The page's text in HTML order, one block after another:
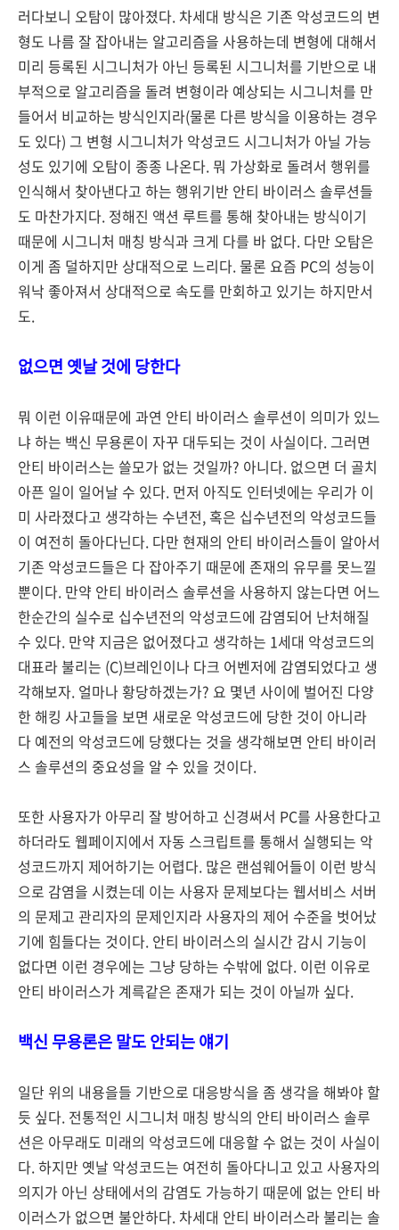
러다보니 오탐이 많아졌다. 차세대 방식은 기존 악성코드의 변
형도 나름 잘 잡아내는 알고리즘을 사용하는데 변형에 대해서
미리 등록된 시그니처가 아닌 등록된 시그니처를 기반으로 내
부적으로 알고리즘을 돌려 변형이라 예상되는 시그니처를 만
들어서 비교하는 방식인지라(물론 다른 방식을 이용하는 경우
도 있다) 그 변형 시그니처가 악성코드 시그니처가 아닐 가능
성도 있기에 오탐이 종종 나온다. 뭐 가상화로 돌려서 행위를
인식해서 찾아낸다고 하는 행위기반 안티 바이러스 솔루션들
도 마찬가지다. 정해진 액션 루트를 통해 찾아내는 방식이기
때문에 시그니처 매칭 방식과 크게 다를 바 없다. 다만 오탐은
이게 좀 덜하지만 상대적으로 느리다. 물론 요즘 PC의 성능이
워낙 좋아져서 상대적으로 속도를 만회하고 있기는 하지만서
도.
없으면 옛날 것에 당한다
뭐 이런 이유때문에 과연 안티 바이러스 솔루션이 의미가 있느
냐 하는 백신 무용론이 자꾸 대두되는 것이 사실이다. 그러면
안티 바이러스는 쓸모가 없는 것일까? 아니다. 없으면 더 골치
아픈 일이 일어날 수 있다. 먼저 아직도 인터넷에는 우리가 이
미 사라졌다고 생각하는 수년전, 혹은 십수년전의 악성코드들
이 여전히 돌아다닌다. 다만 현재의 안티 바이러스들이 알아서
기존 악성코드들은 다 잡아주기 때문에 존재의 유무를 못느낄
뿐이다. 만약 안티 바이러스 솔루션을 사용하지 않는다면 어느
한순간의 실수로 십수년전의 악성코드에 감염되어 난처해질
수 있다. 만약 지금은 없어졌다고 생각하는 1세대 악성코드의
대표라 불리는 (C)브레인이나 다크 어벤저에 감염되었다고 생
각해보자. 얼마나 황당하겠는가? 요 몇년 사이에 벌어진 다양
한 해킹 사고들을 보면 새로운 악성코드에 당한 것이 아니라
다 예전의 악성코드에 당했다는 것을 생각해보면 안티 바이러
스 솔루션의 중요성을 알 수 있을 것이다.
또한 사용자가 아무리 잘 방어하고 신경써서 PC를 사용한다고
하더라도 웹페이지에서 자동 스크립트를 통해서 실행되는 악
성코드까지 제어하기는 어렵다. 많은 랜섬웨어들이 이런 방식
으로 감염을 시켰는데 이는 사용자 문제보다는 웹서비스 서버
의 문제고 관리자의 문제인지라 사용자의 제어 수준을 벗어났
기에 힘들다는 것이다. 안티 바이러스의 실시간 감시 기능이
없다면 이런 경우에는 그냥 당하는 수밖에 없다. 이런 이유로
안티 바이러스가 계륵같은 존재가 되는 것이 아닐까 싶다.
백신 무용론은 말도 안되는 얘기
일단 위의 내용을들 기반으로 대응방식을 좀 생각을 해봐야 할
듯 싶다. 전통적인 시그니처 매칭 방식의 안티 바이러스 솔루
션은 아무래도 미래의 악성코드에 대응할 수 없는 것이 사실이
다. 하지만 옛날 악성코드는 여전히 돌아다니고 있고 사용자의
의지가 아닌 상태에서의 감염도 가능하기 때문에 없는 안티 바
이러스가 없으면 불안하다. 차세대 안티 바이러스라 불리는 솔